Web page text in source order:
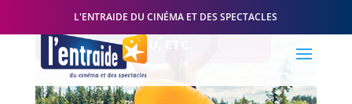
L'ENTRAIDE DU CINÉMA ET DES SPECTACLES
ACTUALITÉS
ASSOCIATION, SÉJOURS,
RÉSIDENCES, CCU, ETC.